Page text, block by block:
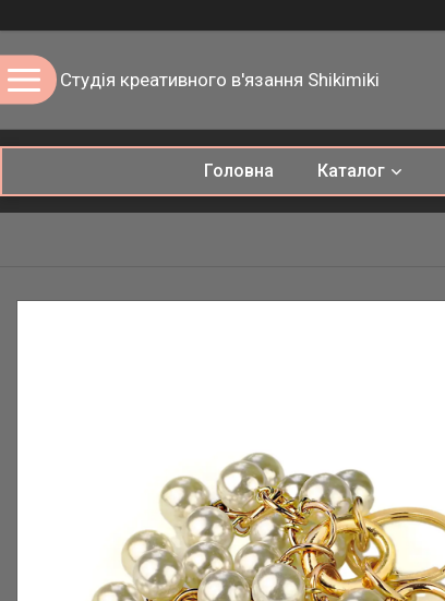
Студія креативного в'язання Shikimiki
Головна Каталог